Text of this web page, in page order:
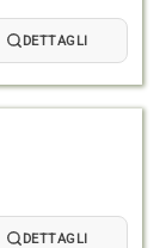
DETTAGLI
DETTAGLI